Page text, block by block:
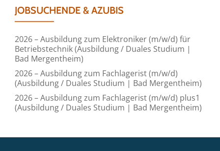
JOBSUCHENDE & AZUBIS
2026 – Ausbildung zum Elektroniker (m/w/d) für
Betriebstechnik (Ausbildung / Duales Studium |
Bad Mergentheim)
2026 – Ausbildung zum Fachlagerist (m/w/d)
(Ausbildung / Duales Studium | Bad Mergentheim)
2026 – Ausbildung zum Fachlagerist (m/w/d) plus1
(Ausbildung / Duales Studium | Bad Mergentheim)